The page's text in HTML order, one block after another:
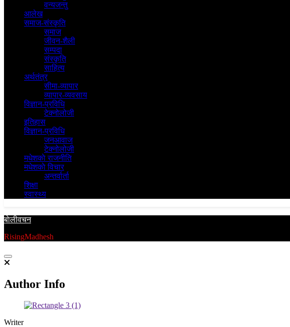
वन्यजन्तु
आलेख
समाज-संस्कृति
समाज
जीवन-शैली
सम्पदा
संस्कृति
साहित्य
अर्थतंत्र
सीमा-व्यापार
व्यापार-व्यवसाय
विज्ञान-प्रविधि
टेक्नोलोजी
इतिहास
विज्ञान-प्रविधि
जनआवाज
टेक्नोलोजी
मधेशकाे राजनीति
मधेशकाे विचार
अन्तर्वार्ता
शिक्षा
स्वास्थ्य
बाेलीवचन
RisingMadhesh
Author Info
Writer